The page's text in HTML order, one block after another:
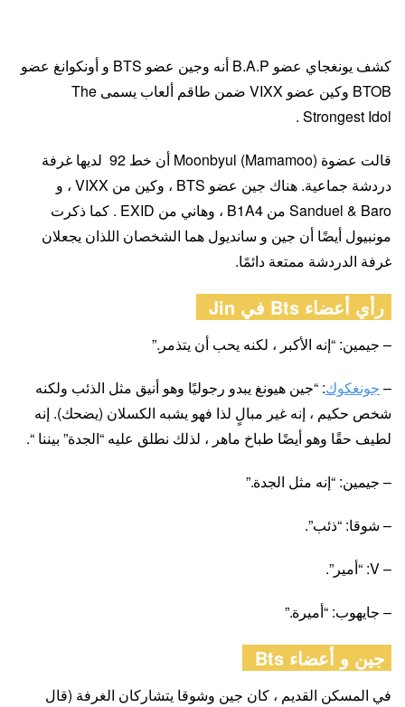
كشف يونغجاي عضو B.A.P أنه وجين عضو BTS و أونكوانغ عضو
BTOB وكين عضو VIXX ضمن طاقم ألعاب يسمى The
Strongest Idol .
قالت عضوة Moonbyul (Mamamoo) أن خط 92 لديها غرفة
دردشة جماعية. هناك جين عضو BTS ، وكين من VIXX ، و
Sanduel & Baro من B1A4 ، وهاني من EXID . كما ذكرت
مونبيول أيضًا أن جين و سانديول هما الشخصان اللذان يجعلان
غرفة الدردشة ممتعة دائمًا.
رأي أعضاء Bts في Jin
– جيمين: “إنه الأكبر ، لكنه يحب أن يتذمر.”
– جونغكوك: “جين هيونغ يبدو رجوليًا وهو أنيق مثل الذئب ولكنه
شخص حكيم ، إنه غير مبالٍ لذا فهو يشبه الكسلان (يضحك). إنه
لطيف حقًا وهو أيضًا طباخ ماهر ، لذلك نطلق عليه “الجدة” بيننا “.
– جيمين: “إنه مثل الجدة.”
– شوقا: “ذئب”.
– V: “أمير”.
– جايهوب: “أميرة.”
جين و أعضاء Bts
في المسكن القديم ، كان جين وشوقا يتشاركان الغرفة (قال